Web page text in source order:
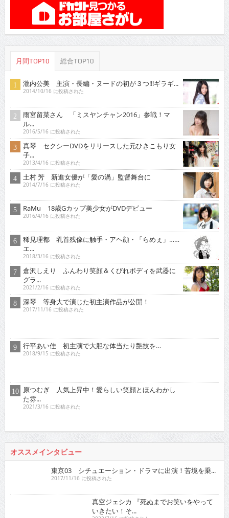
月間TOP10 総合TOP10
瀧内公美 主演・長編・ヌードの初が３つ!!!ギラギ...
2014/10/16 に投稿された
雨宮留菜さん 「ミスヤンチャン2016」参戦！マ
ル...
2016/5/16 に投稿された
真琴 セクシーDVDをリリースした元ひきこもり女
子...
2013/4/16 に投稿された
土村 芳 新進女優が「愛の渦」監督舞台に
2014/7/16 に投稿された
RaMu 18歳Gカップ美少女がDVDデビュー
2016/4/16 に投稿された
稀見理都 乳首残像に触手・アヘ顔・「らめぇ」……
エ...
2018/3/16 に投稿された
倉沢しえり ふんわり笑顔＆くびれボディを武器に
グラ...
2021/2/16 に投稿された
深琴 等身大で演じた初主演作品が公開！
2017/11/16 に投稿された
2018/9/15 に投稿された
2021/3/16 に投稿された
東京03 シチュエーション・ドラマに出演！苦境を乗...
2017/11/16 に投稿された
2022/7/16 に投稿された
ロザン クイズ番組でもお馴染み！高学歴芸人として
2009/12/16 に投稿された